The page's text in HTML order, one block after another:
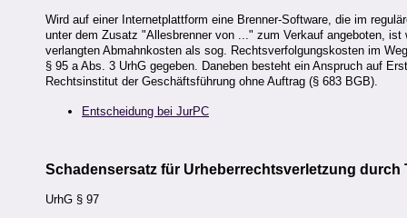
Wird auf einer Internetplattform eine Brenner-Software, die im
unter dem Zusatz "Allesbrenner von ..." zum Verkauf angeboten,
verlangten Abmahnkosten als sog. Rechtsverfolgungskosten im
§ 95 a Abs. 3 UrhG gegeben. Daneben besteht ein Anspruch auf
Rechtsinstitut der Geschäftsführung ohne Auftrag (§ 683 BGB).
Entscheidung bei JurPC
Schadensersatz für Urheberrechtsverletzung durch
UrhG § 97